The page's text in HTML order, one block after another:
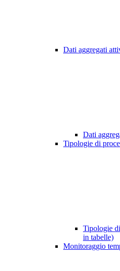
Dati aggregati
Dati
Tipologie di
Tipologie
in tabelle)
Monitoraggio